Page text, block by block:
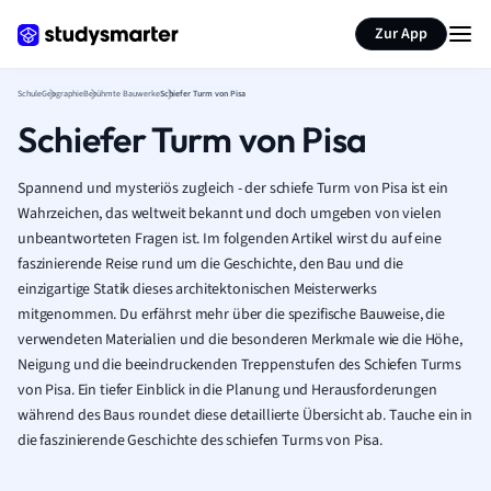
Zur App
SchuleGeographieBerühmte BauwerkeSchiefer Turm von Pisa
Schiefer Turm von Pisa
Spannend und mysteriös zugleich - der schiefe Turm von Pisa ist ein
Wahrzeichen, das weltweit bekannt und doch umgeben von vielen
unbeantworteten Fragen ist. Im folgenden Artikel wirst du auf eine
faszinierende Reise rund um die Geschichte, den Bau und die
einzigartige Statik dieses architektonischen Meisterwerks
mitgenommen. Du erfährst mehr über die spezifische Bauweise, die
verwendeten Materialien und die besonderen Merkmale wie die Höhe,
Neigung und die beeindruckenden Treppenstufen des Schiefen Turms
von Pisa. Ein tiefer Einblick in die Planung und Herausforderungen
während des Baus roundet diese detaillierte Übersicht ab. Tauche ein in
die faszinierende Geschichte des schiefen Turms von Pisa.
Seite zusammenfassen